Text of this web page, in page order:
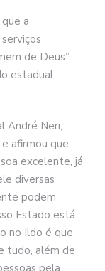
a
de Deus”,
estadual
André Neri,
afirmou que
excelente, já
diversas
podem
Estado está
no Ildo é que
tudo, além de